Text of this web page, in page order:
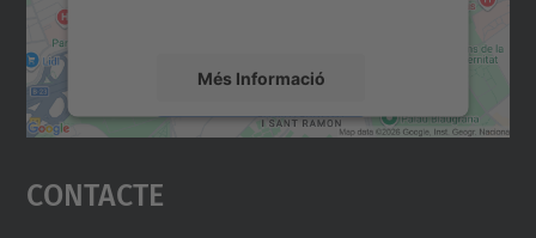
Més Informació
Accepta
powered by
Contacte